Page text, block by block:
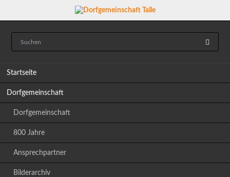
Startseite
Dorfgemeinschaft
Dorfgemeinschaft
800 Jahre
Ansprechpartner
Bilderarchiv